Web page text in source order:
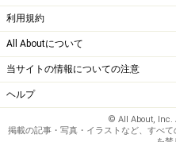
利用規約
All Aboutについて
当サイトの情報についての注意
ヘルプ
© All About, Inc.
掲載の記事・写真・イラストなど、すべ